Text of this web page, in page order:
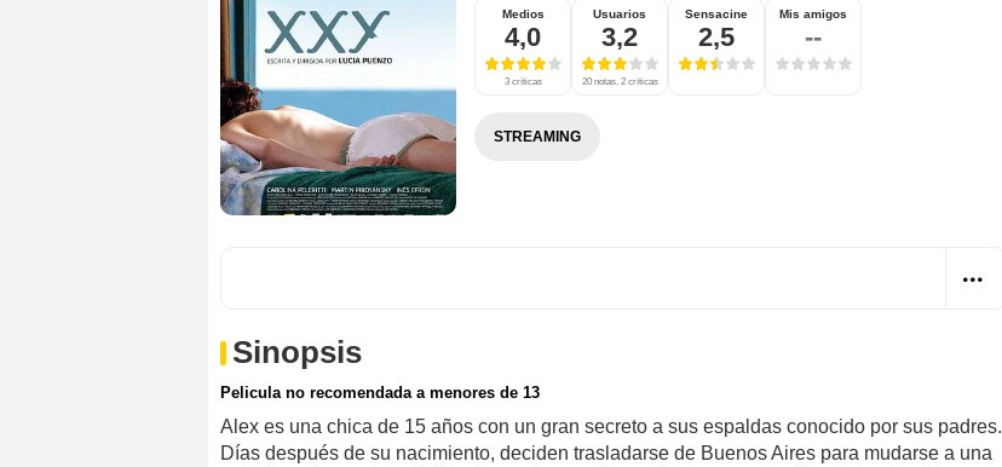
Medios
4,0
3 críticas
Usuarios
3,2
20 notas, 2 críticas
Sensacine
2,5
Mis amigos
--
STREAMING
Sinopsis
Pelicula no recomendada a menores de 13
Alex es una chica de 15 años con un gran secreto a sus espaldas conocido por sus padres.
Días después de su nacimiento, deciden trasladarse de Buenos Aires para mudarse a una